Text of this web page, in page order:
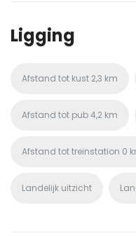
Ligging
Afstand tot kust 2,3 km
Afstand tot pub4,2 km
Afstand tot treinstation 0
Landelijk uitzicht